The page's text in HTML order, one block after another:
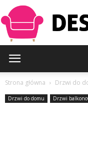
Strona główna Drzwi do
Drzwi do domu Drzwi